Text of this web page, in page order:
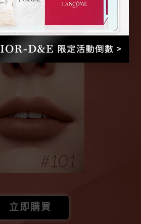
#299 #313
立即購買